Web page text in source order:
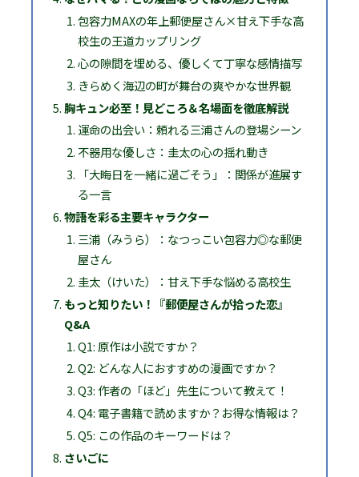
包容力MAXの年上郵便屋さん×甘え下手な高
校生の王道カップリング
心の隙間を埋める、優しくて丁寧な感情描写
きらめく海辺の町が舞台の爽やかな世界観
胸キュン必至！見どころ＆名場面を徹底解説
運命の出会い：頼れる三浦さんの登場シーン
不器用な優しさ：圭太の心の揺れ動き
「大晦日を一緒に過ごそう」：関係が進展す
る一言
物語を彩る主要キャラクター
三浦（みうら）：なつっこい包容力◎な郵便
屋さん
圭太（けいた）：甘え下手な悩める高校生
もっと知りたい！『郵便屋さんが拾った恋』
Q&A
Q1: 原作は小説ですか？
Q2: どんな人におすすめの漫画ですか？
Q3: 作者の「ほど」先生について教えて！
Q4: 電子書籍で読めますか？お得な情報は？
Q5: この作品のキーワードは？
さいごに